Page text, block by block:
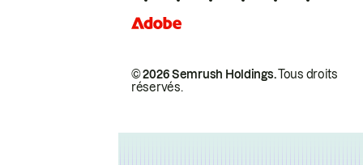
© 2026 Semrush Holdings.Tous droits
réservés.